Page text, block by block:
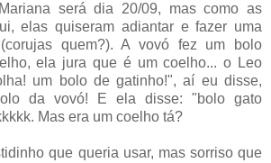
será dia 20/09, mas como as
elas quiseram adiantar e fazer uma
quem?). A vovó fez um bolo
ela jura que é um coelho... o Leo
um bolo de gatinho!", aí eu disse,
da vovó! E ela disse: "bolo gato
Mas era um coelho tá?
que queria usar, mas sorriso que